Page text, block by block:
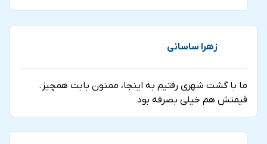
زهرا ساسانی
ما با گشت شهری رفتیم به اینجا، ممنون بابت همچیز.
قیمتش هم خیلی بصرفه بود